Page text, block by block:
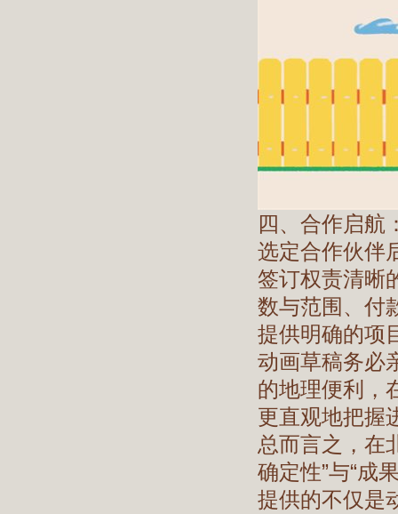
四、合作启航
选定合作伙伴
签订权责清晰
数与范围、付
提供明确的项
动画草稿务必
的地理便利，
更直观地把握
总而言之，在
确定性”与“成
提供的不仅是